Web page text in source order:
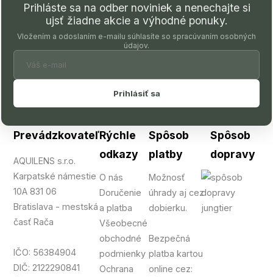
Prihláste sa na odber noviniek a nenechajte si
ujsť žiadne akcie a výhodné ponuky.
Vložením a odoslaním e-mailu súhlasíte so spracúvaním osobných
údajov.
Prihlásiť sa
Prevádzkovateľ
AQUILENS s.r.o.
Karpatské námestie
10A 831 06
Bratislava - mestská
časť Rača
IČO: 56384904
DIČ: 2122290841
Rýchle
odkazy
O nás
Doručenie
a platba
Všeobecné
obchodné
podmienky
Ochrana
Spôsob
platby
Možnosť
úhrady aj cez
dobierku.
Bezpečná
platba kartou
online cez:
Spôsob
dopravy